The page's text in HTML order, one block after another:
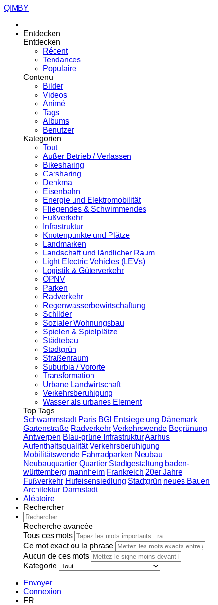
QIMBY
Entdecken
Entdecken
Récent
Tendances
Populaire
Contenu
Bilder
Videos
Animé
Tags
Albums
Benutzer
Kategorien
Tout
Außer Betrieb / Verlassen
Bikesharing
Carsharing
Denkmal
Eisenbahn
Energie und Elektromobilität
Fliegendes & Schwimmendes
Fußverkehr
Infrastruktur
Knotenpunkte und Plätze
Landmarken
Landschaft und ländlicher Raum
Light Electric Vehicles (LEVs)
Logistik & Güterverkehr
ÖPNV
Parken
Radverkehr
Regenwasserbewirtschaftung
Schilder
Sozialer Wohnungsbau
Spielen & Spielplätze
Städtebau
Stadtgrün
Straßenraum
Suburbia / Vororte
Transformation
Urbane Landwirtschaft
Verkehrsberuhigung
Wasser als urbanes Element
Top Tags
Schwammstadt Paris BGI Entsiegelung Dänemark
Gartenstraße Radverkehr Verkehrswende Begrünung
Antwerpen Blau-grüne InfrastrukturAarhus
Aufenthaltsqualität Verkehrsberuhigung
Mobilitätswende Fahrradparken Neubau
Neubauquartier Quartier Stadtgestaltung baden-
württemberg mannheim Frankreich 20er Jahre
Fußverkehr Hufeisensiedlung Stadtgrün neues Bauen
Architektur Darmstadt
Aléatoire
Rechercher
Recherche avancée
Tous ces mots
Ce mot exact ou la phrase
Aucun de ces mots
Kategorie
Envoyer
Connexion
FR